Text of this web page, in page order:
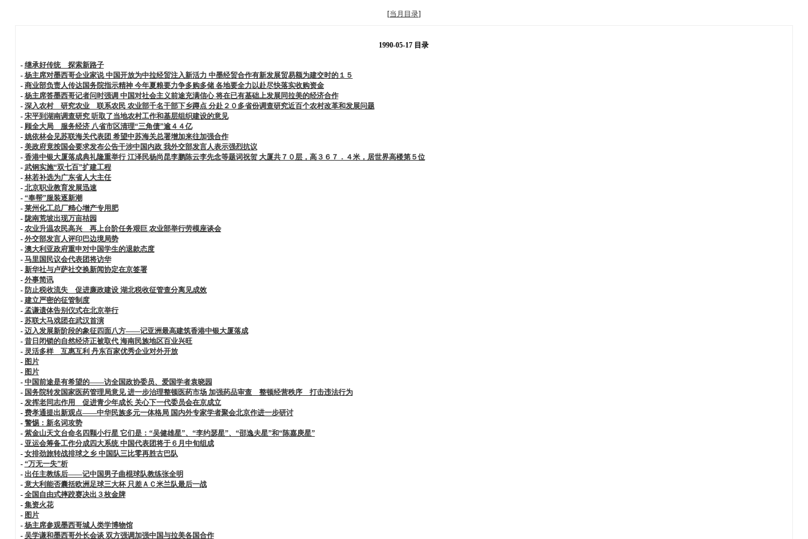
[当月目录]
1990-05-17 目录
- 继承好传统 探索新路子
- 杨主席对墨西哥企业家说 中国开放为中拉经贸注入新活力 中墨经贸合作有新发展贸易额为建交时的１５
- 商业部负责人传达国务院指示精神 今年夏粮要力争多购多储 各地要全力以赴尽快落实收购资金
- 杨主席答墨西哥记者问时强调 中国对社会主义前途充满信心 将在已有基础上发展同拉美的经济合作
- 深入农村 研究农业 联系农民 农业部千名干部下乡蹲点 分赴２０多省份调查研究近百个农村改革和发展问题
- 宋平到湖南调查研究 听取了当地农村工作和基层组织建设的意见
- 顾全大局 服务经济 八省市区清理“三角债”逾４４亿
- 姚依林会见苏联海关代表团 希望中苏海关总署增加来往加强合作
- 美政府竟按国会要求发布公告干涉中国内政 我外交部发言人表示强烈抗议
- 香港中银大厦落成典礼隆重举行 江泽民杨尚昆李鹏陈云李先念等题词祝贺 大厦共７０层，高３６７．４米，居世界高楼第５位
- 武钢实施“双七百”扩建工程
- 林若补选为广东省人大主任
- 北京职业教育发展迅速
- “奉帮”服装逐新潮
- 莱州化工总厂精心增产专用肥
- 陇南荒坡出现万亩桔园
- 农业升温农民高兴 再上台阶任务艰巨 农业部举行劳模座谈会
- 外交部发言人评印巴边境局势
- 澳大利亚政府重申对中国学生的退款态度
- 马里国民议会代表团将访华
- 新华社与卢萨社交换新闻协定在京签署
- 外事简讯
- 防止税收流失 促进廉政建设 湖北税收征管查分离见成效
- 建立严密的征管制度
- 孟谦遗体告别仪式在北京举行
- 苏联大马戏团在武汉首演
- 迈入发展新阶段的象征四面八方——记亚洲最高建筑香港中银大厦落成
- 昔日闭锁的自然经济正被取代 海南民族地区百业兴旺
- 灵活多样 互惠互利 丹东百家优秀企业对外开放
- 图片
- 图片
- 中国前途是有希望的——访全国政协委员、爱国学者袁晓园
- 国务院转发国家医药管理局意见 进一步治理整顿医药市场 加强药品审查 整顿经营秩序 打击违法行为
- 发挥老同志作用 促进青少年成长 关心下一代委员会在京成立
- 费孝通提出新观点——中华民族多元一体格局 国内外专家学者聚会北京作进一步研讨
- 警惕：新名词攻势
- 紫金山天文台命名四颗小行星 它们是：“吴健雄星”、“李约瑟星”、“邵逸夫星”和“陈嘉庚星”
- 亚运会筹备工作分成四大系统 中国代表团将于６月中旬组成
- 女排劲旅转战排球之乡 中国队三比零再胜古巴队
- “万无一失”析
- 出任主教练后——记中国男子曲棍球队教练张全明
- 意大利能否囊括欧洲足球三大杯 只差ＡＣ米兰队最后一战
- 全国自由式摔跤赛决出３枚金牌
- 集资火花
- 图片
- 杨主席参观墨西哥城人类学博物馆
- 吴学谦和墨西哥外长会谈 双方强调加强中国与拉美各国合作